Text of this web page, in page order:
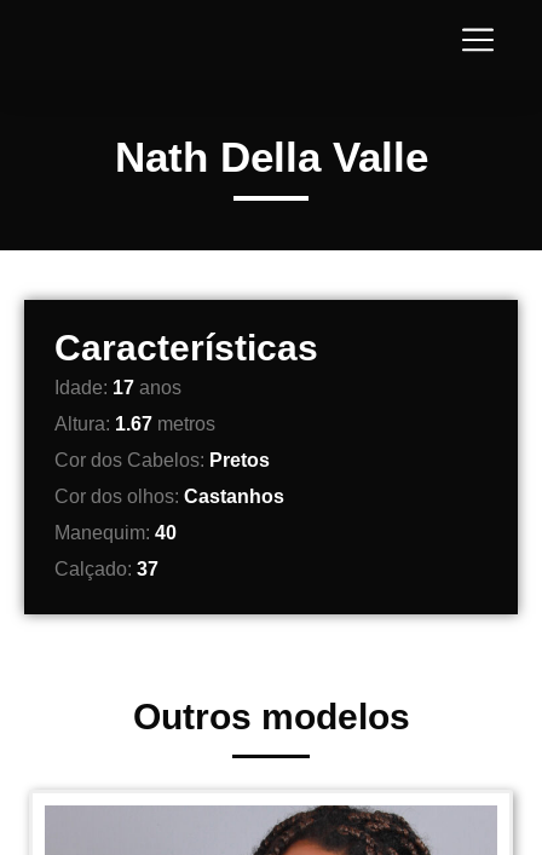
Nath Della Valle
Características
Idade: 17 anos
Altura: 1.67 metros
Cor dos Cabelos: Pretos
Cor dos olhos: Castanhos
Manequim: 40
Calçado: 37
Outros modelos